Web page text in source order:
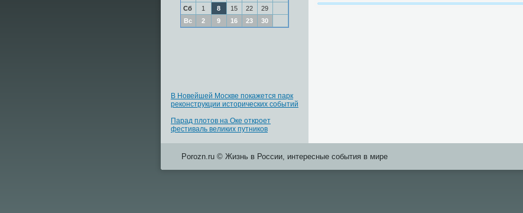
Сб
1 8 15 22
29
Вс
2 9 16 23 30
В Новейшей Москве покажется парк
реконструкции исторических событий
Парад плотов на Оке откроет
фестиваль великих путников
Porozn.ru © Жизнь в России, интересные события в мире